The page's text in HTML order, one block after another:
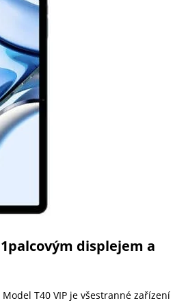
promění vaši kuchyň na italskou pizzerii
měli vědět milovníci technologií
displejem a
T40 VIP je všestranné zařízení